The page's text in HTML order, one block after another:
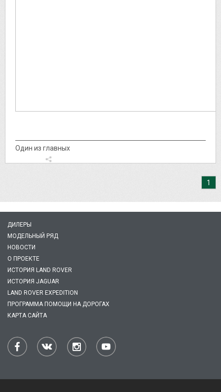
Один из главных
1
ДИЛЕРЫ
МОДЕЛЬНЫЙ РЯД
НОВОСТИ
О ПРОЕКТЕ
ИСТОРИЯ LAND ROVER
ИСТОРИЯ JAGUAR
LAND ROVER EXPEDITION
ПРОГРАММА ПОМОЩИ НА ДОРОГАХ
КАРТА САЙТА